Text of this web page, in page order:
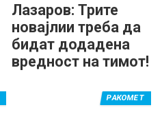
Лазаров: Трите
новајлии треба да
бидат додадена
вредност на тимот!
РАКОМЕТ